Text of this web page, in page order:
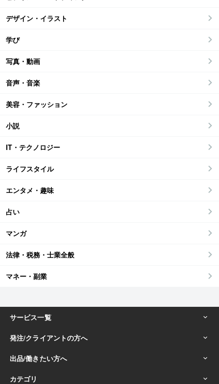
デザイン・イラスト
学び
写真・動画
音声・音楽
美容・ファッション
小説
IT・テクノロジー
ライフスタイル
エンタメ・趣味
占い
マンガ
法律・税務・士業全般
マネー・副業